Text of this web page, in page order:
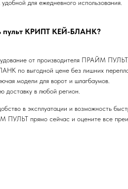
для ежедневного использования.
пульт КРИПТ КЕЙ-БЛАНК?
от производителя ПРАЙМ ПУЛЬТ.
по выгодной цене без лишних
модели для ворот и шлагбаумов.
в любой регион.
в эксплуатации и возможность
прямо сейчас и оцените все